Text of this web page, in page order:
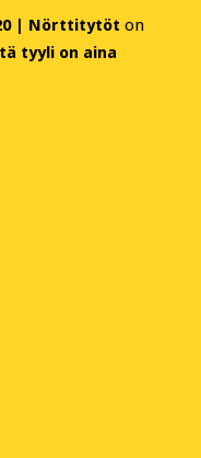
| Nörttitytöt on
tyyli on aina